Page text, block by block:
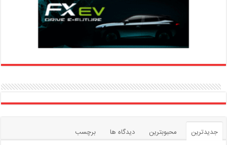
جدیدترین محبوبترین دیدگاه ها
برچسب